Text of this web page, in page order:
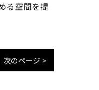
る空間を提
次のページ >